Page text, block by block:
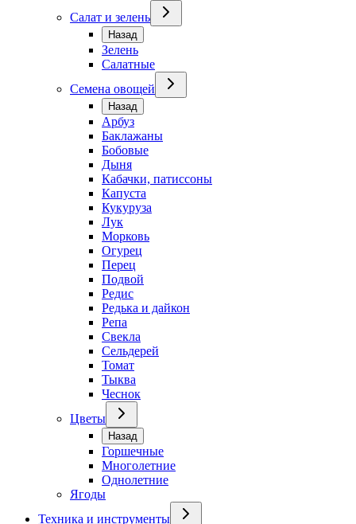
Салат и зелень
Назад
Зелень
Салатные
Семена овощей
Назад
Арбуз
Баклажаны
Бобовые
Дыня
Кабачки, патиссоны
Капуста
Кукуруза
Лук
Морковь
Огурец
Перец
Подвой
Редис
Редька и дайкон
Репа
Свекла
Сельдерей
Томат
Тыква
Чеснок
Цветы
Назад
Горшечные
Многолетние
Однолетние
Ягоды
Техника и инструменты